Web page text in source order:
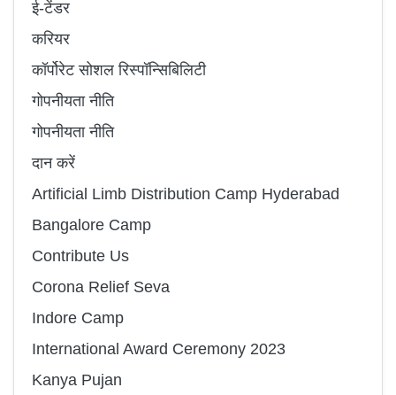
ई-टेंडर
करियर
कॉर्पोरेट सोशल रिस्पॉन्सिबिलिटी
गोपनीयता नीति
गोपनीयता नीति
दान करें
Artificial Limb Distribution Camp Hyderabad
Bangalore Camp
Contribute Us
Corona Relief Seva
Indore Camp
International Award Ceremony 2023
Kanya Pujan